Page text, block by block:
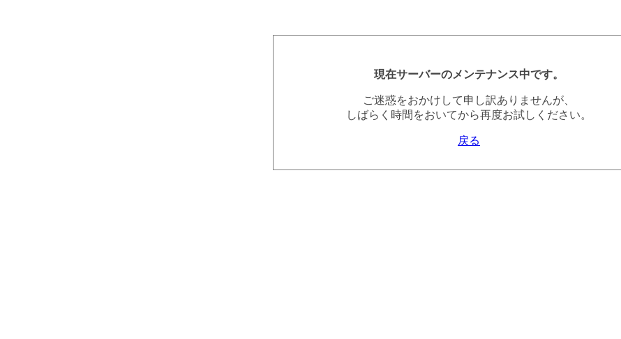
現在サーバーのメンテナンス中です。
ご迷惑をおかけして申し訳ありませんが、
しばらく時間をおいてから再度お試しください。
戻る